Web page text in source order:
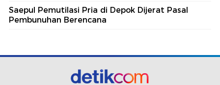
Saepul Pemutilasi Pria di Depok Dijerat Pasal
Pembunuhan Berencana